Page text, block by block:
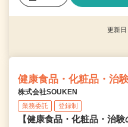
更新
健康食品・化粧品・治
株式会社SOUKEN
業務委託 登録制
【健康食品・化粧品・治